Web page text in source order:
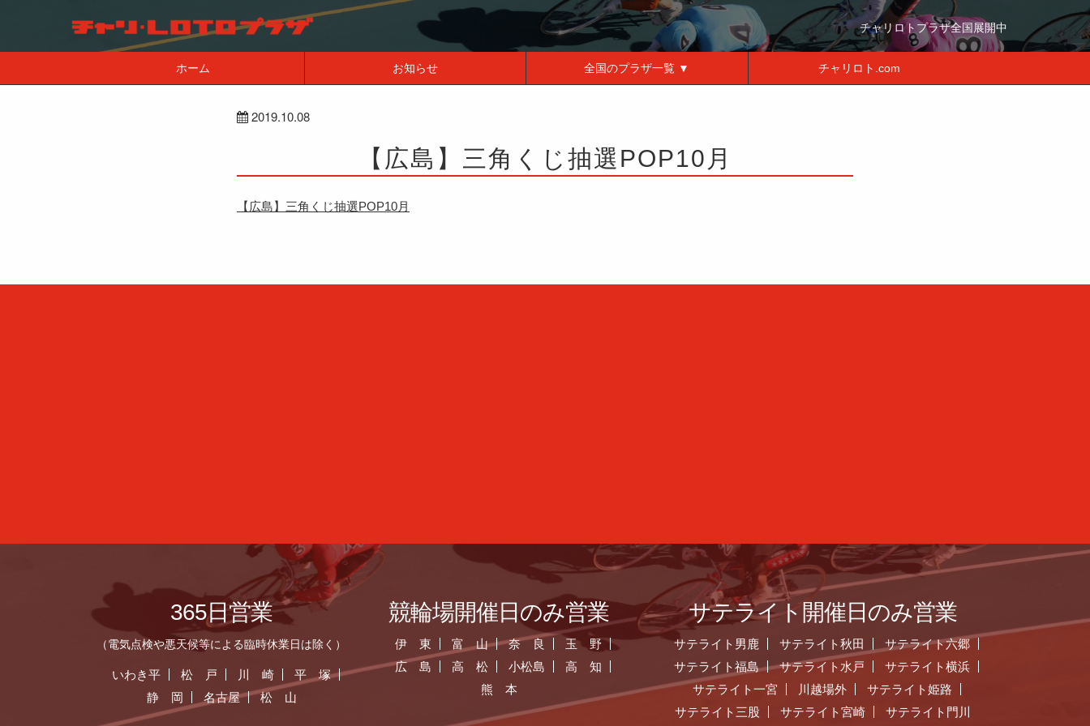
チャリロトプラザ全国展開中
ホーム お知らせ 全国のプラザ一覧 ▼ チャリロト.com
2019.10.08
【広島】三角くじ抽選POP10月
【広島】三角くじ抽選POP10月
365日営業
（電気点検や悪天候等による臨時休業日は除く）
いわき平 松 戸 川 崎
平 塚
静 岡
名古屋 松 山
競輪場開催日のみ営業
伊 東 富 山 奈 良
玉 野
広 島
高 松 小松島
高 知
熊 本
サテライト開催日のみ営業
サテライト男鹿 サテライト秋田
サテライト六郷
サテライト福島
サテライト水戸
サテライト横浜
サテライト一宮
川越場外
サテライト姫路
サテライト三股
サテライト宮崎 サテライト門川